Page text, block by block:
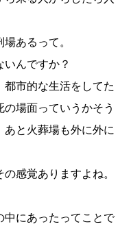
あるって。
んですか？
市的な生活をしてた
場面っていうかそう
と火葬場も外に外に
感覚ありますよね。
中にあったってことで